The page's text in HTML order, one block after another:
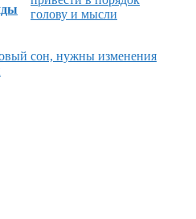
голову и мысли
сон, нужны изменения